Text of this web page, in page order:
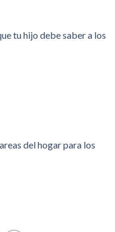
tu hijo debe saber a los
del hogar para los